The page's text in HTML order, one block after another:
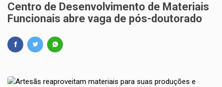
Centro de Desenvolvimento de Materiais
Funcionais abre vaga de pós-doutorado